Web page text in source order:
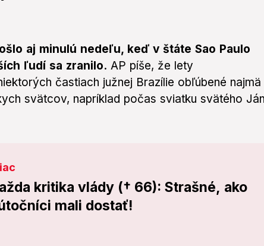
aj minulú nedeľu, keď v štáte Sao Paulo
ľudí sa zranilo. AP píše, že lety
častiach južnej Brazílie obľúbené najmä
svätcov, napríklad počas sviatku svätého
kritika vlády († 66): Strašné, ako
mali dostať!